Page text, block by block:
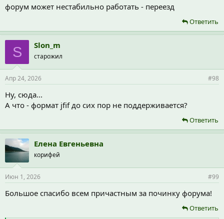
форум может нестабильно работать - переезд
Ответить
S Slon_m
старожил
Апр 24, 2026 #98
Ну, сюда...
А что - формат jfif до сих пор не поддерживается?
Ответить
Елена Евгеньевна
корифей
Июн 1, 2026 #99
Большое спасибо всем причастным за починку форума!
Ответить